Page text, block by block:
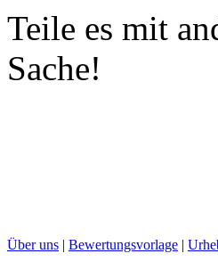
Teile es mit
Sache!
Über uns | Bewertungsvorlage |